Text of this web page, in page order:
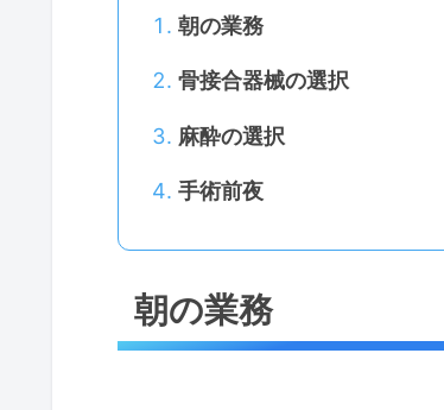
朝の業務
骨接合器械の選択
麻酔の選択
手術前夜
朝の業務